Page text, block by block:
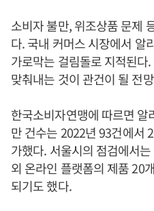
소비자 불만, 위조상품 문제
다. 국내 커머스 시장에서 알
가로막는 걸림돌로 지적된
맞춰내는 것이 관건이 될 전
한국소비자연맹에 따르면
만 건수는 2022년 93건에서
가했다. 서울시의 점검에서
외 온라인 플랫폼의 제품 20
되기도 했다.